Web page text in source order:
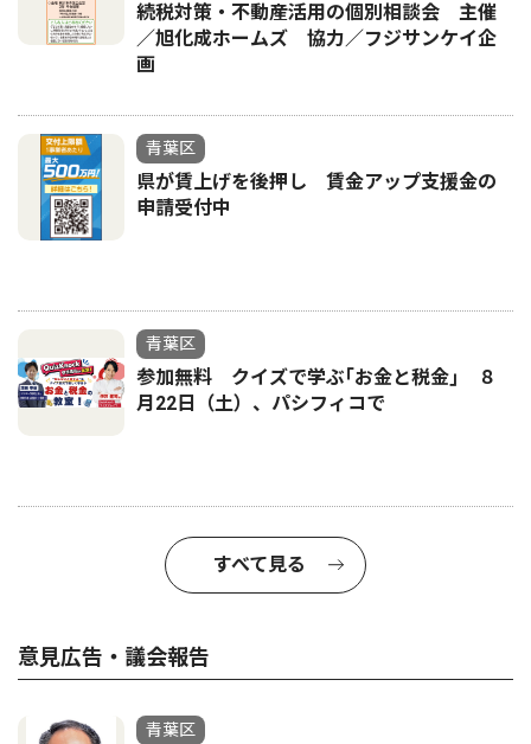
続税対策・不動産活用の個別相談会 主催
／旭化成ホームズ 協力／フジサンケイ企
画
青葉区
県が賃上げを後押し 賃金アップ支援金の
申請受付中
青葉区
参加無料 クイズで学ぶ｢お金と税金｣ ８
月22日（土）、パシフィコで
すべて見る
意見広告・議会報告
青葉区